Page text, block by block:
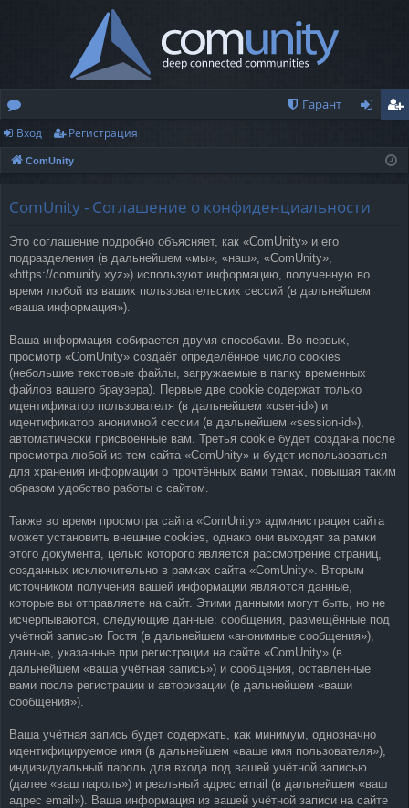
о
ру
Гарант
ис
Вход Регистрация
ComUnity
ComUnity - Соглашение о конфиденциальности
Это соглашение подробно объясняет, как «ComUnity» и его
подразделения (в дальнейшем «мы», «наш», «ComUnity»,
«https://comunity.xyz») используют информацию, полученную во
время любой из ваших пользовательских сессий (в дальнейшем
«ваша информация»).
Ваша информация собирается двумя способами. Во-первых,
просмотр «ComUnity» создаёт определённое число cookies
(небольшие текстовые файлы, загружаемые в папку временных
файлов вашего браузера). Первые две cookie содержат только
идентификатор пользователя (в дальнейшем «user-id») и
идентификатор анонимной сессии (в дальнейшем «session-id»),
автоматически присвоенные вам. Третья cookie будет создана после
просмотра любой из тем сайта «ComUnity» и будет использоваться
для хранения информации о прочтённых вами темах, повышая таким
образом удобство работы с сайтом.
Также во время просмотра сайта «ComUnity» администрация сайта
может установить внешние cookies, однако они выходят за рамки
этого документа, целью которого является рассмотрение страниц,
созданных исключительно в рамках сайта «ComUnity». Вторым
источником получения вашей информации являются данные,
которые вы отправляете на сайт. Этими данными могут быть, но не
исчерпываются, следующие данные: сообщения, размещённые под
учётной записью Гостя (в дальнейшем «анонимные сообщения»),
данные, указанные при регистрации на сайте «ComUnity» (в
дальнейшем «ваша учётная запись») и сообщения, оставленные
вами после регистрации и авторизации (в дальнейшем «ваши
сообщения»).
Ваша учётная запись будет содержать, как минимум, однозначно
идентифицируемое имя (в дальнейшем «ваше имя пользователя»),
индивидуальный пароль для входа под вашей учётной записью
(далее «ваш пароль») и реальный адрес email (в дальнейшем «ваш
адрес email»). Ваша информация из вашей учётной записи на сайте